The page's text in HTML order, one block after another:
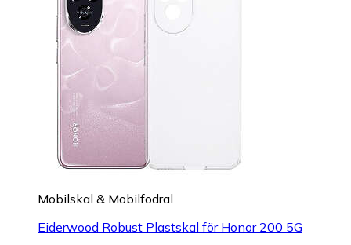
Mobilskal & Mobilfodral
Eiderwood Robust Plastskal för Honor 200 5G